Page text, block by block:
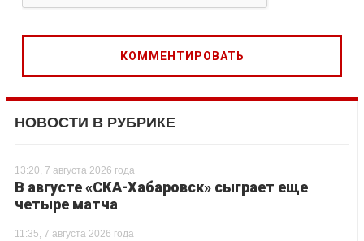
НОВОСТИ В РУБРИКЕ
13:20, 7 августа 2026 года
В августе «СКА-Хабаровск» сыграет еще
четыре матча
11:35, 7 августа 2026 года